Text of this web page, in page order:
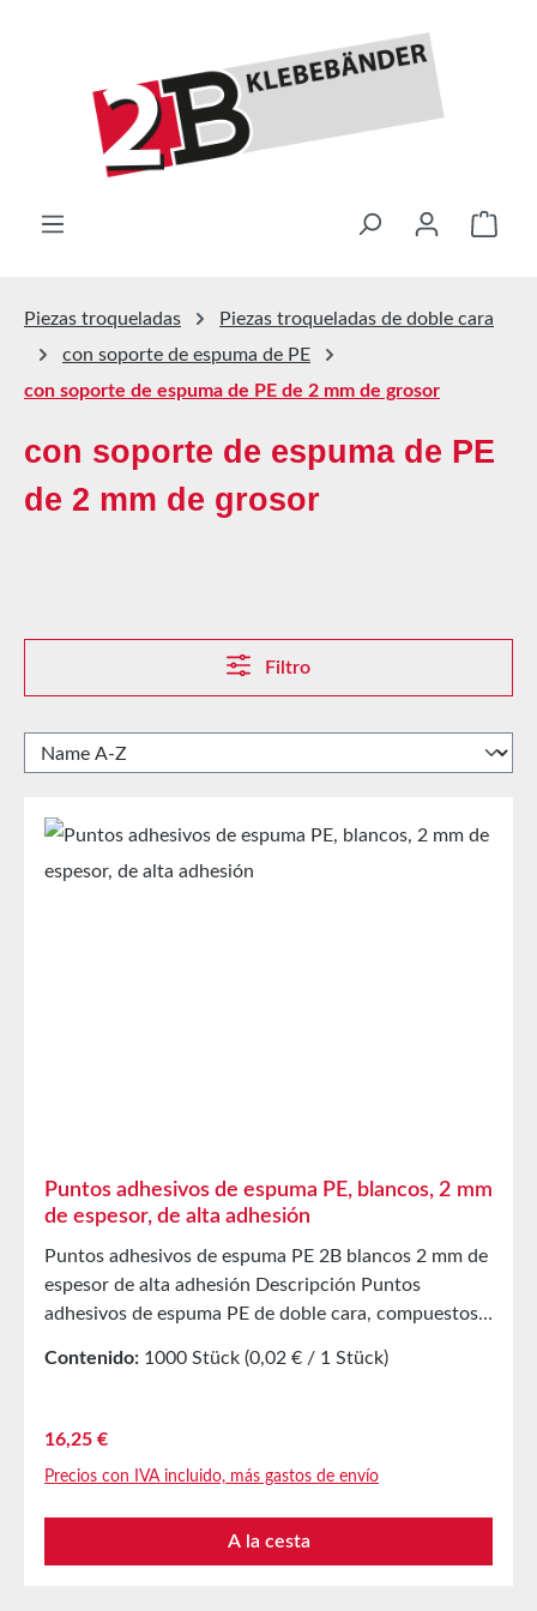
El
Piezas troqueladas
Piezas troqueladas de doble cara
con soporte de espuma de PE
con soporte de espuma de PE de 2 mm de grosor
con soporte de espuma de PE
de 2 mm de grosor
Filtro
Puntos adhesivos de espuma PE, blancos, 2 mm
de espesor, de alta adhesión
Puntos adhesivos de espuma PE 2B blancos 2 mm de
espesor de alta adhesión Descripción Puntos
adhesivos de espuma PE de doble cara, compuestos
recubiertos con una masilla adhesiva acrílica
utiliza un papel siliconado blanco. Aplicación Pegado
tridimensionalTambién para el equipamiento
autoadhesivo de ganchos, soportes, etc.Muy
adecuados para superficies lisas y rugosas
Contenido: 1000 Stück (0,02 € / 1 Stück)
Precio normal:
16,25 €
Precios con IVA incluido, más gastos de envío
A la cesta